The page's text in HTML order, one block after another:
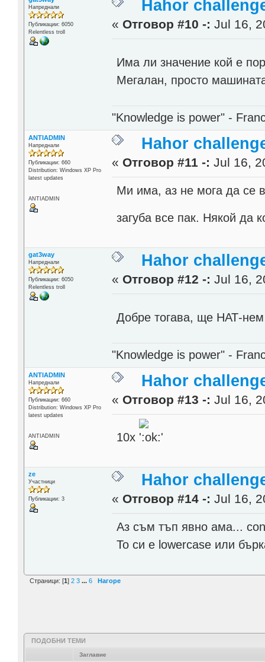
Напреднали
Публикации: 6050
Relentless troll
Hahor
« Отговор #10 -: Jul 16,
Има ли значение кой е
Мегалан, просто
"Knowledge is power" -
ANTIADMIN
Напреднали
Публикации: 660
Distribution: Windows XP Pro
latest updates
ANTIADMIN
Hahor
« Отговор #11 -: Jul 16,
Ми има, аз не мога да се
загуба все пак. Някой да
gat3way
Напреднали
Публикации: 6050
Relentless troll
Hahor
« Отговор #12 -: Jul 16,
Добре тогава, ще НАТ-
"Knowledge is power" -
ANTIADMIN
Напреднали
Публикации: 660
Distribution: Windows XP Pro
latest updates
ANTIADMIN
Hahor
« Отговор #13 -: Jul 16,
10x
ze
Участници
Публикации: 3
Hahor
« Отговор #14 -: Jul 16,
Аз съм тъп явно ама...
То си е lowercase или
Страници: [1] 2 3 ... 6 Нагоре
ПОДОБНИ ТЕМИ
Заглавие